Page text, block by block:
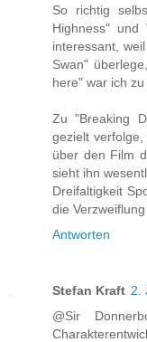
So richtig
Highness"
interessant,
Swan"
here" war ich zu
Zu "Breaking
gezielt
über den Film
sieht ihn
Dreifaltigkeit
die
Antworten
Stefan Kraft 2.
@Sir